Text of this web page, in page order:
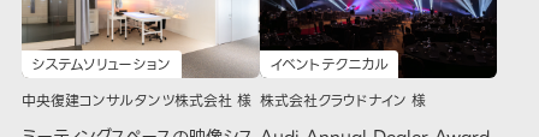
システムソリューション
中央復建コンサルタンツ株式会社 様
イベントテクニカル
株式会社クラウドナイン 様